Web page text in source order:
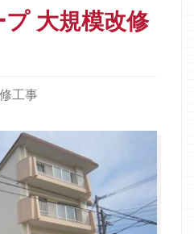
大規模改修
工事